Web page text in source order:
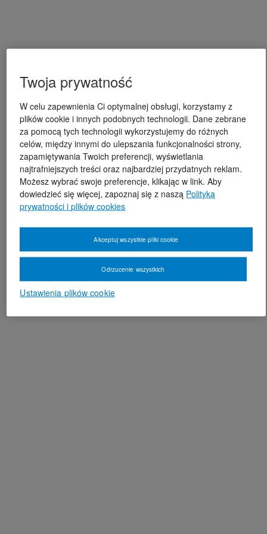
Twoja prywatność
W celu zapewnienia Ci optymalnej obsługi, korzystamy z
plików cookie i innych podobnych technologii. Dane zebrane
za pomocą tych technologii wykorzystujemy do różnych
celów, między innymi do ulepszania funkcjonalności strony,
zapamiętywania Twoich preferencji, wyświetlania
najtrafniejszych treści oraz najbardziej przydatnych reklam.
Możesz wybrać swoje preferencje, klikając w link. Aby
dowiedzieć się więcej, zapoznaj się z naszą Polityką
prywatności i plików cookies
Ustawienia plików cookie
Odrzucenie wszystkich
Akceptuj wszystkie pliki cookie